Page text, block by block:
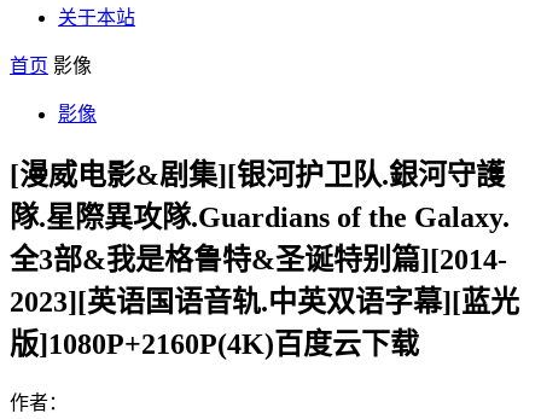
关于本站
首页 影像
影像
[漫威电影&剧集][银河护卫队.銀河守護
隊.星際異攻隊.Guardians of the Galaxy.
全3部&我是格鲁特&圣诞特别篇][2014-
2023][英语国语音轨.中英双语字幕][蓝光
版]1080P+2160P(4K)百度云下载
作者：